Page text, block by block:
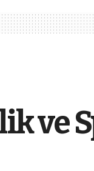
ve